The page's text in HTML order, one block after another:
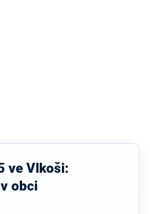
ve Vlkoši:
obci